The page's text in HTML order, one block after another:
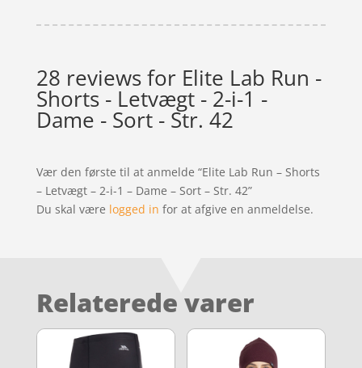
28 reviews for Elite Lab Run -
Shorts - Letvægt - 2-i-1 -
Dame - Sort - Str. 42
Vær den første til at anmelde “Elite Lab Run – Shorts
– Letvægt – 2-i-1 – Dame – Sort – Str. 42”
Du skal være logged in for at afgive en anmeldelse.
Relaterede varer